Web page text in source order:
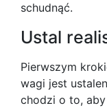
schudnąć.
Ustal
Pierwszym
wagi jest
chodzi o to,